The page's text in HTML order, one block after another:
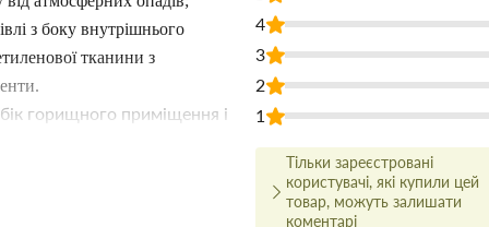
з боку внутрішнього
тканини з
горищного приміщення і
між собою герметично
4
3
2
1
Тільки зареєстровані
користувачі, які купили цей
товар, можуть залишати
коментарі